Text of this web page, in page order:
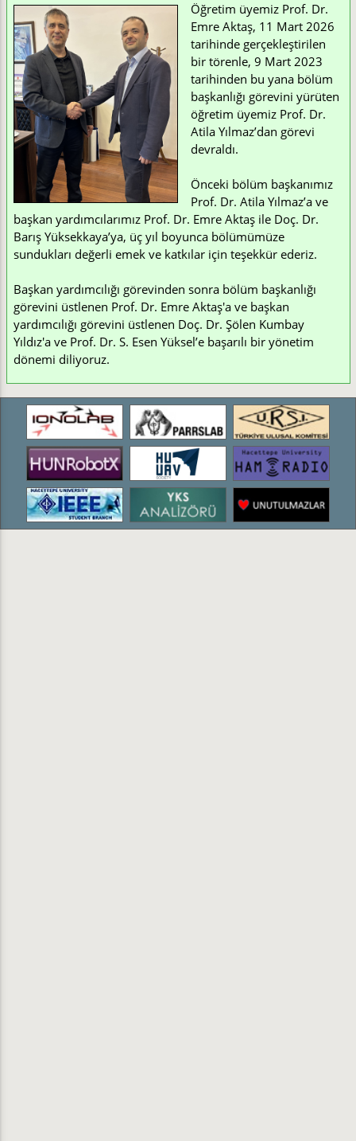
Öğretim üyemiz Prof. Dr.
Emre Aktaş, 11 Mart 2026
tarihinde gerçekleştirilen
bir törenle, 9 Mart 2023
tarihinden bu yana bölüm
başkanlığı görevini yürüten
öğretim üyemiz Prof. Dr.
Atila Yılmaz’dan görevi
devraldı.
Önceki bölüm başkanımız
Prof. Dr. Atila Yılmaz’a ve
başkan yardımcılarımız Prof. Dr. Emre Aktaş ile Doç. Dr.
Barış Yüksekkaya’ya, üç yıl boyunca bölümümüze
sundukları değerli emek ve katkılar için teşekkür ederiz.
Başkan yardımcılığı görevinden sonra bölüm başkanlığı
görevini üstlenen Prof. Dr. Emre Aktaş'a ve başkan
yardımcılığı görevini üstlenen Doç. Dr. Şölen Kumbay
Yıldız'a ve Prof. Dr. S. Esen Yüksel’e başarılı bir yönetim
dönemi diliyoruz.